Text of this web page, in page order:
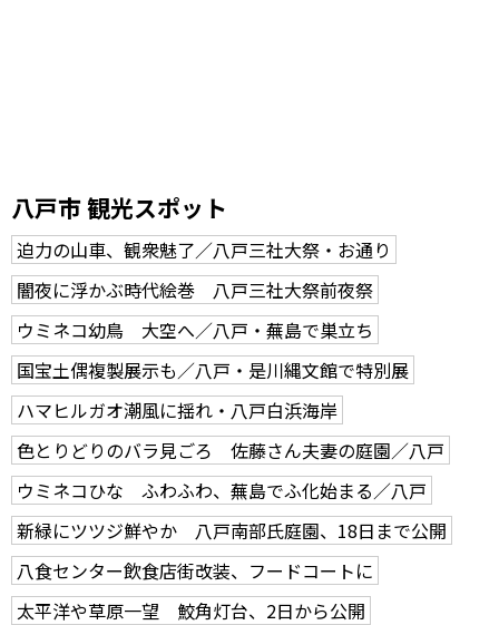
八戸市 観光スポット
迫力の山車、観衆魅了／八戸三社大祭・お通り
闇夜に浮かぶ時代絵巻 八戸三社大祭前夜祭
ウミネコ幼鳥 大空へ／八戸・蕪島で巣立ち
国宝土偶複製展示も／八戸・是川縄文館で特別展
ハマヒルガオ潮風に揺れ・八戸白浜海岸
色とりどりのバラ見ごろ 佐藤さん夫妻の庭園／八戸
ウミネコひな ふわふわ、蕪島でふ化始まる／八戸
新緑にツツジ鮮やか 八戸南部氏庭園、18日まで公開
八食センター飲食店街改装、フードコートに
太平洋や草原一望 鮫角灯台、2日から公開